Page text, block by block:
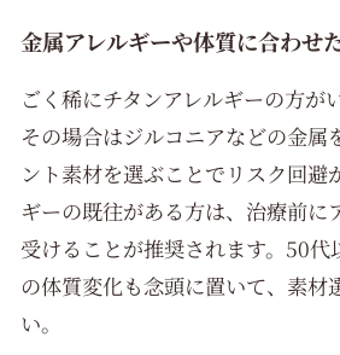
金属アレルギーや体質に合わせ
ごく稀にチタンアレルギーの方が
その場合はジルコニアなどの金属
ント素材を選ぶことでリスク回避
ギーの既往がある方は、治療前に
受けることが推奨されます。50代
の体質変化も念頭に置いて、素材
い。